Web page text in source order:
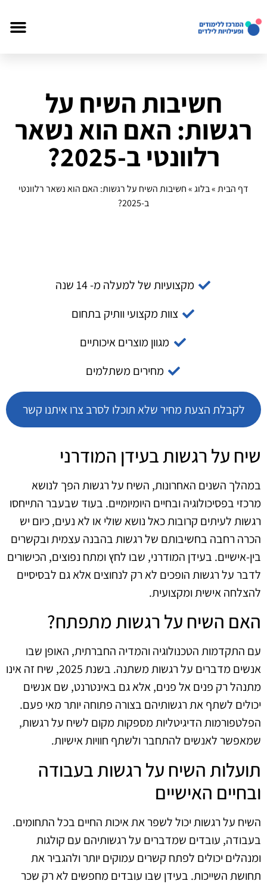
חשיבות השיח על
רגשות: האם הוא נשאר
רלוונטי ב-2025?
דף הבית»בלוג»חשיבות השיח על רגשות: האם הוא נשאר רלוונטי
ב-2025?
מקצועיות של למעלה מ- 14 שנה
צוות מקצועי וותיק בתחום
מגוון מוצרים איכותיים
מחירים משתלמים
לקבלת הצעת מחיר שלא תוכלו לסרב צרו איתנו קשר
שיח על רגשות בעידן המודרני
במהלך השנים האחרונות, השיח על רגשות הפך לנושא
מרכזי בפסיכולוגיה ובחיים היומיומיים. בעוד שבעבר התייחסו
רגשות לעיתים קרובות כאל נושא שולי או לא נעים, כיום יש
הכרה רחבה בחשיבותם של רגשות בהבנה עצמית ובקשרים
בין-אישיים. בעידן המודרני, שבו לחץ ומתח נפוצים, הכישורים
לדבר על רגשות הופכים לא רק לנחוצים אלא גם לבסיסיים
להצלחה אישית ומקצועית.
האם השיח על רגשות מתפתח?
עם התקדמות הטכנולוגיה והמדיה החברתית, האופן שבו
אנשים מדברים על רגשות משתנה. בשנת 2025, שיח זה אינו
מתנהל רק פנים אל פנים, אלא גם באינטרנט, שם אנשים
יכולים לשתף את רגשותיהם בצורה פתוחה יותר מאי פעם.
הפלטפורמות הדיגיטליות מספקות מקום לשיח על רגשות,
שמאפשר לאנשים להתחבר ולשתף חוויות אישיות.
תועלות השיח על רגשות בעבודה
ובחיים האישיים
השיח על רגשות יכול לשפר את איכות החיים בכל התחומים.
בעבודה, עובדים שמדברים על רגשותיהם עם קולגות
ומנהלים יכולים לפתח קשרים עמוקים יותר ולהגביר את
תחושת השייכות. בעידן שבו עובדים מחפשים לא רק שכר